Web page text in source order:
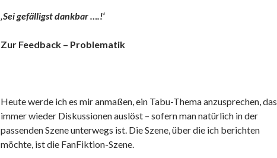
‚Sei gefälligst dankbar ….!‘
Zur Feedback – Problematik
Heute werde ich es mir anmaßen, ein Tabu-Thema anzusprechen, das
immer wieder Diskussionen auslöst – sofern man natürlich in der
passenden Szene unterwegs ist. Die Szene, über die ich berichten
möchte, ist die FanFiktion-Szene.